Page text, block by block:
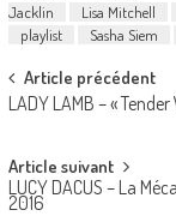
Jacklin
Lisa Mitchell
playlist
Sasha Siem
Post
navigation
Article précédent
LADY LAMB – «
Article suivant
LUCY DACUS – La
2016